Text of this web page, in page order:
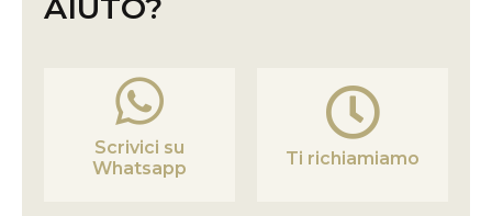
AIUTO?
Scrivici su
Whatsapp
Ti richiamiamo